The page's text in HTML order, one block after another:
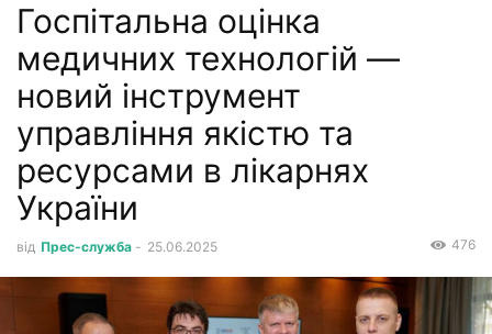
Госпітальна оцінка
медичних технологій —
новий інструмент
управління якістю та
ресурсами в лікарнях
України
від Прес-служба - 25.06.2025 476